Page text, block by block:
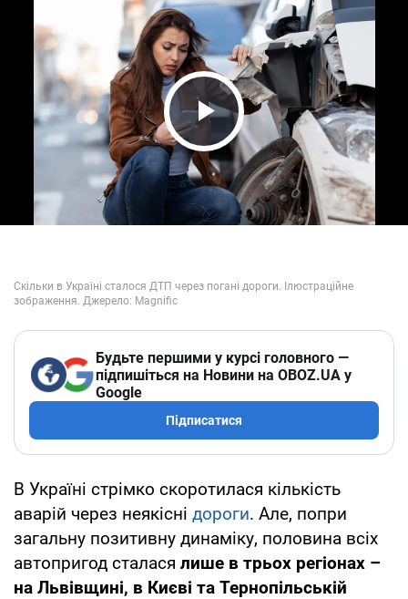
Play Video
Будьте першими у курсі головного —
підпишіться на Новини на OBOZ.UA у
Google
Підписатися
В Україні стрімко скоротилася кількість
аварій через неякісні дороги. Але, попри
загальну позитивну динаміку, половина всіх
автопригод сталася лише в трьох регіонах –
на Львівщині, в Києві та Тернопільській